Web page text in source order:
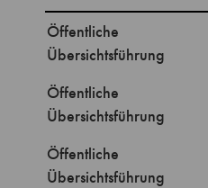
Öffentliche
Übersichtsführung
Öffentliche
Übersichtsführung
Öffentliche
Übersichtsführung